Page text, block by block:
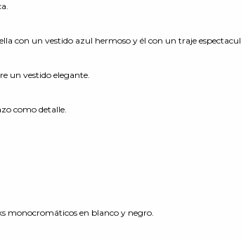
con un vestido azul hermoso y él con un traje
un vestido elegante.
como detalle.
monocromáticos en blanco y negro.